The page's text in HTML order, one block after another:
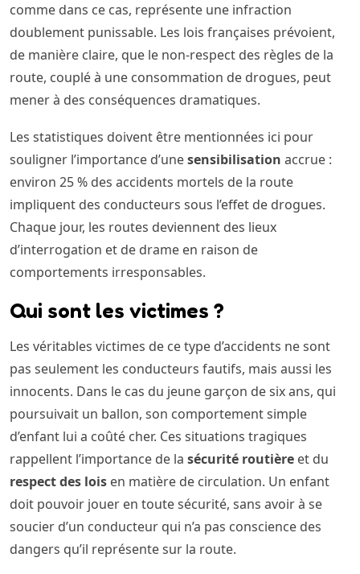
comme dans ce cas, représente une infraction
doublement punissable. Les lois françaises prévoient,
de manière claire, que le non-respect des règles de la
route, couplé à une consommation de drogues, peut
mener à des conséquences dramatiques.
Les statistiques doivent être mentionnées ici pour
souligner l’importance d’unesensibilisation accrue :
environ 25 % des accidents mortels de la route
impliquent des conducteurs sous l’effet de drogues.
Chaque jour, les routes deviennent des lieux
d’interrogation et de drame en raison de
comportements irresponsables.
Qui sont les victimes ?
Les véritables victimes de ce type d’accidents ne sont
pas seulement les conducteurs fautifs, mais aussi les
innocents. Dans le cas du jeune garçon de six ans, qui
poursuivait un ballon, son comportement simple
d’enfant lui a coûté cher. Ces situations tragiques
rappellent l’importance de la sécurité routière et du
respect des lois en matière de circulation. Un enfant
doit pouvoir jouer en toute sécurité, sans avoir à se
soucier d’un conducteur qui n’a pas conscience des
dangers qu’il représente sur la route.